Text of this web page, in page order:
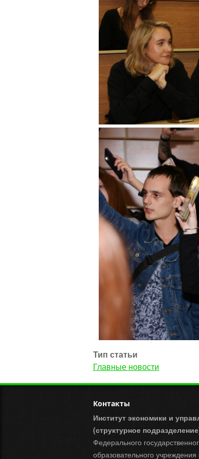
Тип статьи
Главные новости
Контакты
Институт экономики и
(структурное
Федерального
образовательного